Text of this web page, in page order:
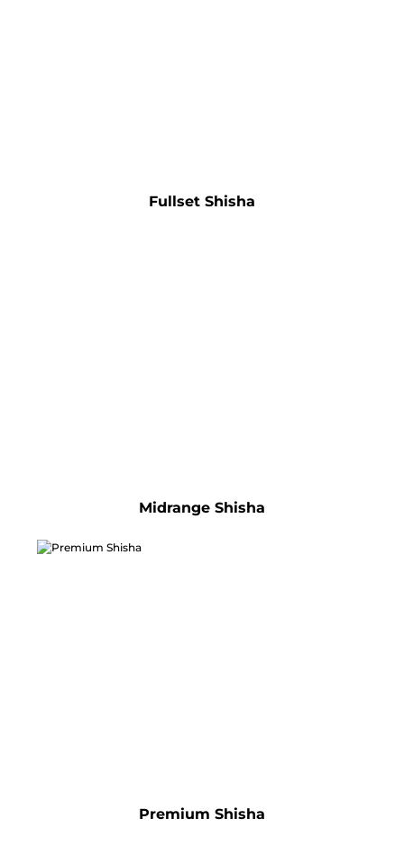
Fullset Shisha
Midrange Shisha
Premium Shisha